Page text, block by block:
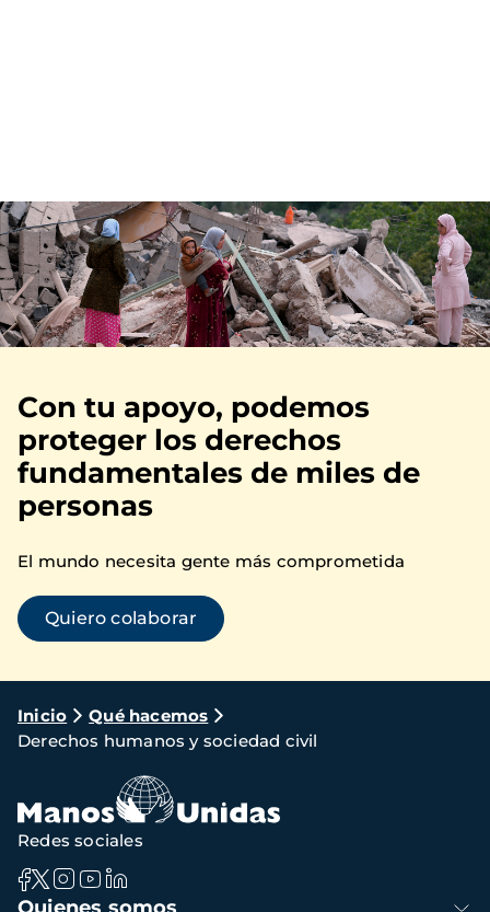
Imagen
Con tu apoyo, podemos
proteger los derechos
fundamentales de miles de
personas
El mundo necesita gente más comprometida
Quiero colaborar
Ruta
de
navegación
Inicio
Qué hacemos
Derechos humanos y sociedad civil
Navegación
Redes sociales